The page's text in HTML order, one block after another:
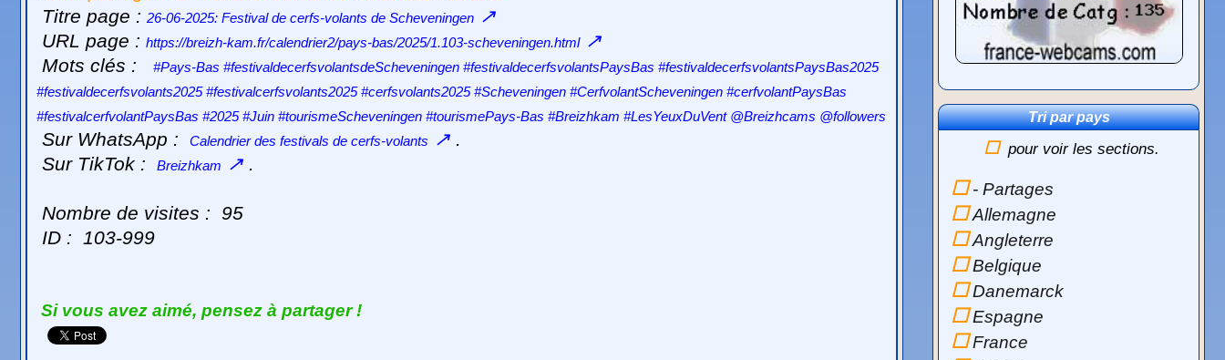
Titre page : 26-06-2025: Festival de cerfs-volants de Scheveningen ↗
URL page : https://breizh-kam.fr/calendrier2/pays-bas/2025/1.103-scheveningen.html↗
Mots clés :
#Pays-Bas #festivaldecerfsvolantsdeScheveningen #festivaldecerfsvolantsPaysBas #festivaldecerfsvolantsPaysBas2025
#festivaldecerfsvolants2025 #festivalcerfsvolants2025 #cerfsvolants2025 #Scheveningen #CerfvolantScheveningen #cerfvolantPaysBas
#festivalcerfvolantPaysBas #2025 #Juin #tourismeScheveningen #tourismePays-Bas #Breizhkam #LesYeuxDuVent @Breizhcams @followers
Sur WhatsApp : Calendrier des festivals de cerfs-volants ↗ .
Sur TikTok :
Breizhkam ↗ .
Nombre de visites : 95
ID : 103-999
Si vous avez aimé, pensez à partager !
Tri par pays
pour voir les sections.
- Partages
Allemagne
Angleterre
Belgique
Danemarck
Espagne
France